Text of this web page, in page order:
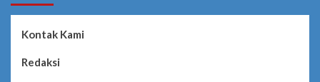
Kontak Kami
Redaksi